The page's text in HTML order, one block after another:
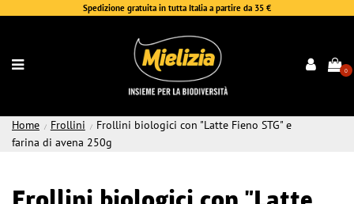
Spedizione gratuita in tutta Italia a partire da 35 €
0
Home Frollini
Frollini biologici con "Latte Fieno STG" e
farina di avena 250g